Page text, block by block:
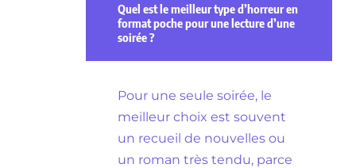
Quel est le meilleur type d’horreur en
format poche pour une lecture d’une
soirée ?
Pour une seule soirée, le
meilleur choix est souvent
un recueil de nouvelles ou
un roman très tendu, parce